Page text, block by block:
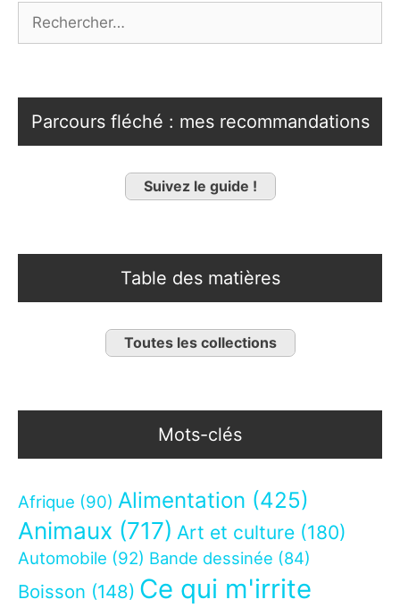
Parcours fléché : mes recommandations
Suivez le guide !
Table des matières
Toutes les collections
Mots-clés
Afrique (90) Alimentation (425)
Animaux (717) Art et culture (180)
Automobile (92) Bande dessinée (84)
Boisson (148) Ce qui m'irrite